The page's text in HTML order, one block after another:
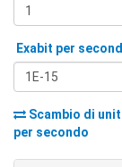
Exabit per
Scambio di
per secondo